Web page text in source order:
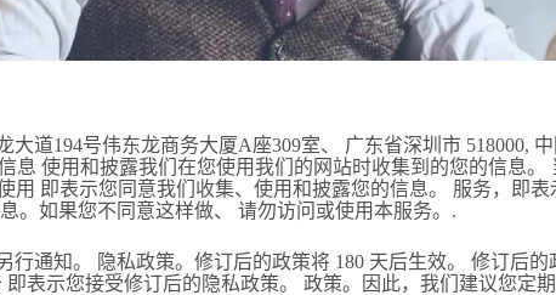
道194号伟东龙商务大厦A座309室、 广东省深圳市 518000, 中
息 使用和披露我们在您使用我们的网站时收集到的您的信息。
用 即表示您同意我们收集、使用和披露您的信息。 服务，即
。如果您不同意这样做、 请勿访问或使用本服务。.
通知。 隐私政策。修订后的政策将 180 天后生效。 修订后的
表示您接受修订后的隐私政策。 政策。因此，我们建议您定